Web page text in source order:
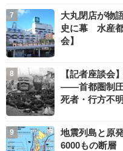
大丸閉店が物
史に幕 水産
会】
【記者座談会
――首都圏制
死者・行方不
地震列島と原
6000もの断層